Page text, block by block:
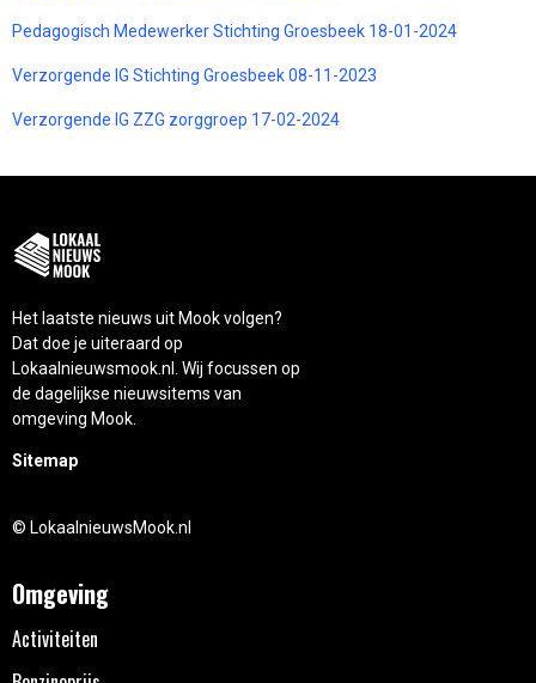
Pedagogisch Medewerker Stichting Groesbeek 18-01-2024
Verzorgende IG Stichting Groesbeek 08-11-2023
Verzorgende IG ZZG zorggroep 17-02-2024
Het laatste nieuws uit Mook volgen?
Dat doe je uiteraard op
Lokaalnieuwsmook.nl. Wij focussen op
de dagelijkse nieuwsitems van
omgeving Mook.
Sitemap
© LokaalnieuwsMook.nl
Omgeving
Activiteiten